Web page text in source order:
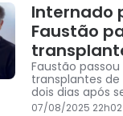
Internado
Faustão
Faustão passou
transplantes
dois dias após
tratar uma
07/08/2025 22h02